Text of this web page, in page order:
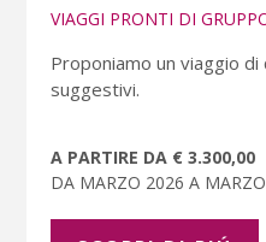
VIAGGI PRONTI DI
Proponiamo un viaggio
suggestivi.
A PARTIRE DA € 3.300,00
DA MARZO 2026 A